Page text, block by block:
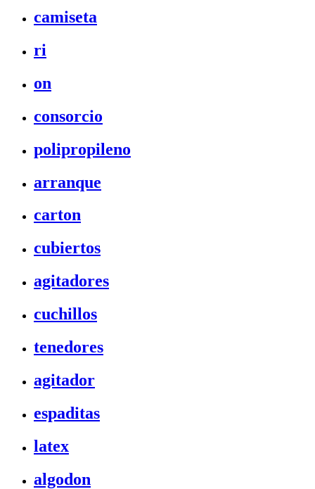
camiseta
ri
on
consorcio
polipropileno
arranque
carton
cubiertos
agitadores
cuchillos
tenedores
agitador
espaditas
latex
algodon